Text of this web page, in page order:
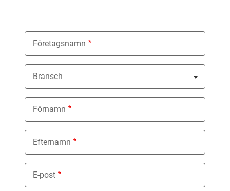
Företagsnamn
Bransch
Nothing selected
Förnamn
Efternamn
E-post